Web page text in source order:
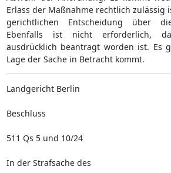
Erlass der Maßnahme rechtlich zulässig
gerichtlichen Entscheidung über
Ebenfalls ist nicht erforderlich,
ausdrücklich beantragt worden ist. Es
Lage der Sache in Betracht kommt.
Landgericht Berlin
Beschluss
511 Qs 5 und 10/24
In der Strafsache des